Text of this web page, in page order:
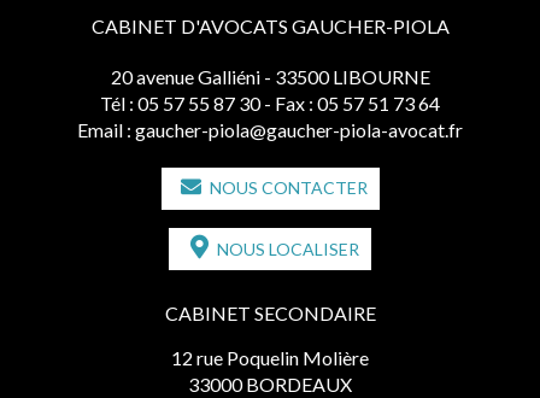
CABINET D'AVOCATS GAUCHER-PIOLA
20 avenue Galliéni - 33500 LIBOURNE
Tél : 05 57 55 87 30 - Fax : 05 57 51 73 64
Email : gaucher-piola@gaucher-piola-avocat.fr
NOUS CONTACTER
NOUS LOCALISER
CABINET SECONDAIRE
12 rue Poquelin Molière
33000 BORDEAUX